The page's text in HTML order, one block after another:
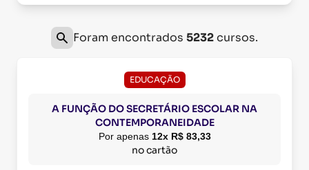
Foram encontrados 5232cursos.
EDUCAÇÃO
A FUNÇÃO DO SECRETÁRIO ESCOLAR NA
CONTEMPORANEIDADE
Por apenas 12x R$ 83,33
no cartão